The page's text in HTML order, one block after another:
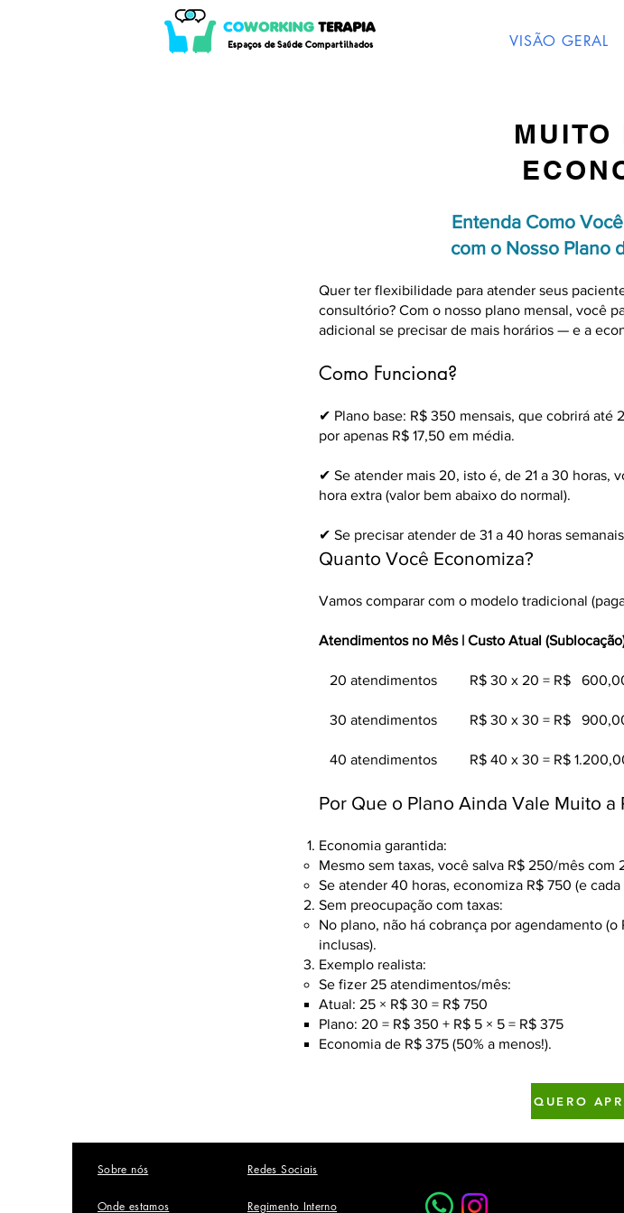
VISÃO GERAL
MUITO
Entenda Como
com o Nosso Plano
Quer ter flexibilidade para atender seus
consultório? Com o nosso plano mensal, você
adicional se precisar de mais horários — e a
Como Funciona?
✔ Plano base: R$ 350 mensais, que cobrirá até
por apenas R$ 17,50 em média.
✔ Se atender mais 20, isto é, de 21 a 30 horas,
hora extra (valor bem abaixo do normal).
✔ Se precisar atender de 31 a 40 horas
Quanto Você Economiza?
Vamos comparar com o modelo tradicional
Atendimentos no Mês | Custo Atual
20 atendimentos R$ 30 x 20 =
30 atendimentos R$ 30 x 30 = R$
40 atendimentos R$ 40 x 30 = R$
Por Que o Plano Ainda Vale Muito a
Economia garantida:
Mesmo sem taxas, você salva R$ 250/mês com
Se atender 40 horas, economiza R$ 750 (e
Sem preocupação com taxas:
No plano, não há cobrança por agendamento (o
inclusas).
Exemplo realista:
Se fizer 25 atendimentos/mês:
Atual: 25 × R$ 30 = R$ 750
Plano: 20 = R$ 350 + R$ 5 × 5 = R$ 375
Economia de R$ 375 (50% a menos!).
QUERO
Sobre nós Redes Sociais
Onde estamos Regimento Interno